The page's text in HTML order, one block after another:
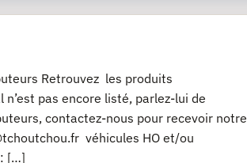
Retrouvez les produits
pas encore listé, parlez-lui de
contactez-nous pour recevoir notre
véhicules HO et/ou
: […]